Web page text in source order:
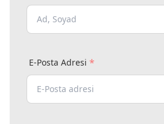
E-Posta Adresi *